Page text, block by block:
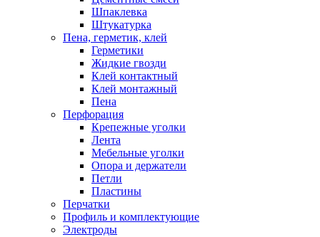
Шпаклевка
Штукатурка
Пена, герметик, клей
Герметики
Жидкие гвозди
Клей контактный
Клей монтажный
Пена
Перфорация
Крепежные уголки
Лента
Мебельные уголки
Опора и держатели
Петли
Пластины
Перчатки
Профиль и комплектующие
Электроды